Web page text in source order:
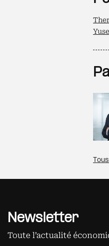
Newsletter
Toute l’actualité